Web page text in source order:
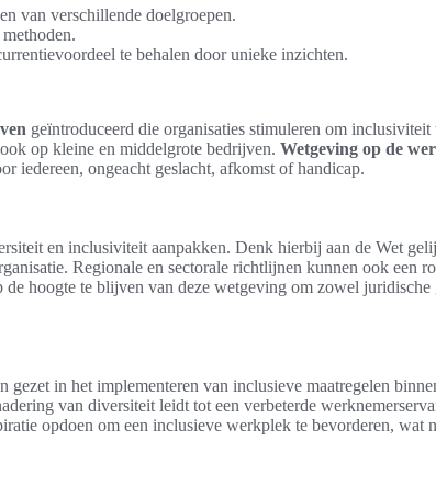
van verschillende doelgroepen.
te behalen door unieke inzichten.
geïntroduceerd die organisaties stimuleren om inclusiviteit
op kleine en middelgrote bedrijven. Wetgeving op de
iedereen, ongeacht geslacht, afkomst of handicap.
en inclusiviteit aanpakken. Denk hierbij aan de Wet
Regionale en sectorale richtlijnen kunnen ook een
hoogte te blijven van deze wetgeving om zowel
in het implementeren van inclusieve maatregelen
van diversiteit leidt tot een verbeterde
opdoen om een inclusieve werkplek te bevorderen, wat